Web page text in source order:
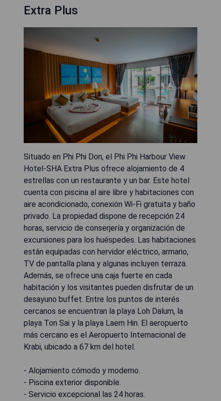
Extra Plus
Situado en Phi Phi Don, el Phi Phi Harbour View
Hotel-SHA Extra Plus ofrece alojamiento de 4
estrellas con un restaurante y un bar. Este hotel
cuenta con piscina al aire libre y habitaciones con
aire acondicionado, conexión Wi-Fi gratuita y baño
privado. La propiedad dispone de recepción 24
horas, servicio de conserjería y organización de
excursiones para los huéspedes. Las habitaciones
están equipadas con hervidor eléctrico, armario,
TV de pantalla plana y algunas incluyen terraza.
Además, se ofrece una caja fuerte en cada
habitación y los visitantes pueden disfrutar de un
desayuno buffet. Entre los puntos de interés
cercanos se encuentran la playa Loh Dalum, la
playa Ton Sai y la playa Laem Hin. El aeropuerto
más cercano es el Aeropuerto Internacional de
Krabi, ubicado a 67 km del hotel.
- Alojamiento cómodo y moderno.
- Piscina exterior disponible.
- Servicio excepcional las 24 horas.